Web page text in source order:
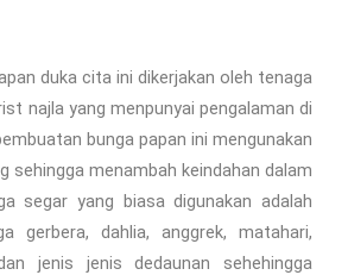
duka cita ini dikerjakan oleh tenaga
najla yang menpunyai pengalaman di
bunga papan ini mengunakan
sehingga menambah keindahan dalam
segar yang biasa digunakan adalah
gerbera, dahlia, anggrek, matahari,
jenis jenis dedaunan sehehingga